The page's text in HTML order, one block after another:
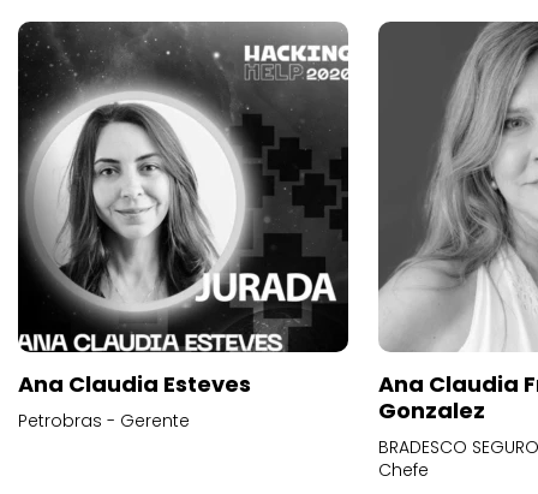
Ana Claudia Esteves
Petrobras - Gerente
Ana Claudia
Gonzalez
BRADESCO
Chefe